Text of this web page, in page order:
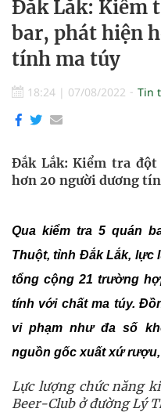
Đắk Lắk: Kiểm
bar, phát hiện
tính ma túy
18:24 | 07/08/2022 Tin
Đắk Lắk: Kiểm tra
hơn 20 người dương
Qua kiểm tra 5 quán
Thuột,tỉnh Đắk Lắk, lực
tổng cộng 21 trường
tính với chất ma túy.
vi phạm như đa số
nguồn gốc xuất xứ
Lực lượng chức năng
Beer-Club ở đường Lý